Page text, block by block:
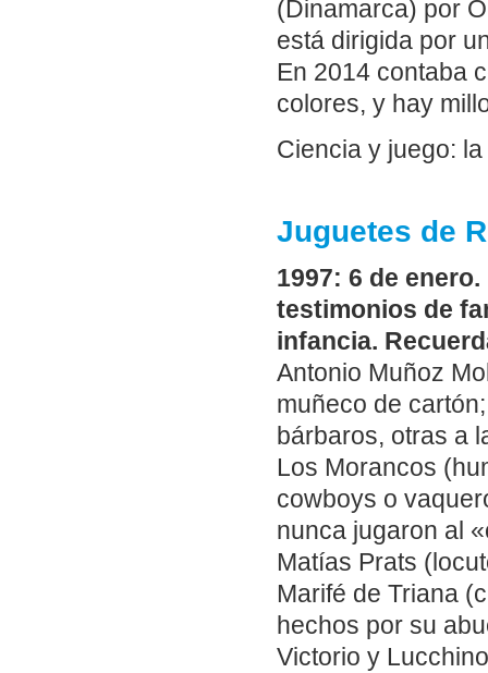
(Dinamarca) por
está dirigida por
En 2014 contaba
colores, y hay
Ciencia y juego:
Juguetes de
1997: 6 de
testimonios de
infancia.
Antonio Muñoz
muñeco de
bárbaros, otras a
Los Morancos
cowboys o
nunca jugaron al
Matías Prats
Marifé de Triana
hechos por su
Victorio y